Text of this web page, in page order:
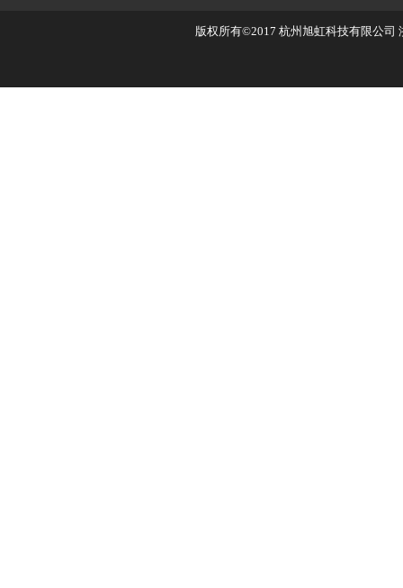
版权所有©2017 杭州旭虹科技有限公司